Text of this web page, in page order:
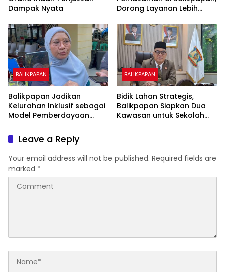
Dampak Nyata
Dorong Layanan Lebih
Biaya Warga
BALIKPAPAN
Balikpapan Jadikan
Kelurahan Inklusif sebagai
Model Pemberdayaan
BALIKPAPAN
Bidik Lahan Strategis,
Balikpapan Siapkan Dua
Kawasan untuk Sekolah
Leave a Reply
Your email address will not be published. Required fields are
marked *